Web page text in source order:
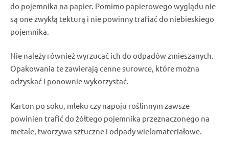
do pojemnika na papier. Pomimo papierowego wyglądu nie
są one zwykłą tekturą i nie powinny trafiać do niebieskiego
pojemnika.
Nie należy również wyrzucać ich do odpadów zmieszanych.
Opakowania te zawierają cenne surowce, które można
odzyskać i ponownie wykorzystać.
Karton po soku, mleku czy napoju roślinnym zawsze
powinien trafić do żółtego pojemnika przeznaczonego na
metale, tworzywa sztuczne i odpady wielomateriałowe.